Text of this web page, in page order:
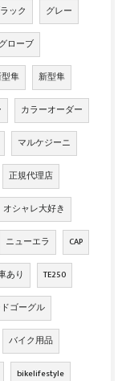
ック グレー
ローブ
隼 新型隼
カラーオーダー
マルケジーニ
正規代理店
オシャレ大好き
ニューエラ CAP
あり TE250
ゴーグル
バイク用品
bikelifestyle